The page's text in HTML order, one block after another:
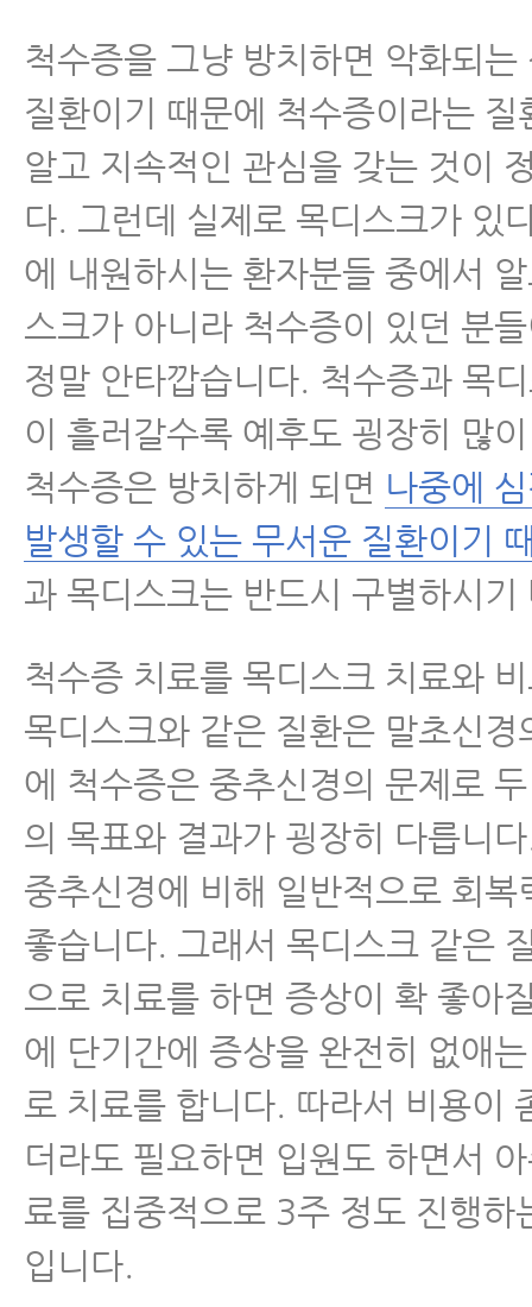
척수증을 그냥 방치하면 악화되는
질환이기 때문에 척수증이라는 질
알고 지속적인 관심을 갖는 것이
다. 그런데 실제로 목디스크가 있
에 내원하시는 환자분들 중에서
스크가 아니라 척수증이 있던 분
정말 안타깝습니다. 척수증과 목
이 흘러갈수록 예후도 굉장히 많
척수증은 방치하게 되면 나중에
발생할 수 있는 무서운 질환이기
과 목디스크는 반드시 구별하시기
척수증 치료를 목디스크 치료와
목디스크와 같은 질환은 말초신경
에 척수증은 중추신경의 문제로
의 목표와 결과가 굉장히 다릅니
중추신경에 비해 일반적으로 회복
좋습니다. 그래서 목디스크 같은
으로 치료를 하면 증상이 확 좋아
에 단기간에 증상을 완전히 없애
로 치료를 합니다. 따라서 비용이
더라도 필요하면 입원도 하면서
료를 집중적으로 3주 정도 진행하
입니다.